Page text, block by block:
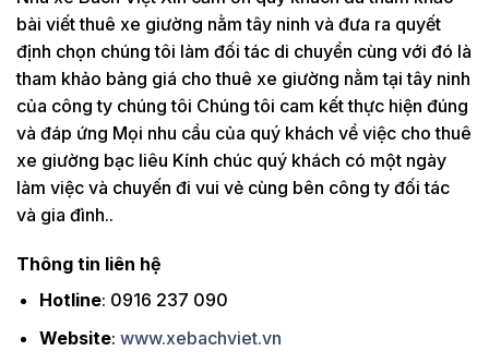
bài viết thuê xe giường nằm tây ninh và đưa ra quyết
định chọn chúng tôi làm đối tác di chuyển cùng với đó là
tham khảo bảng giá cho thuê xe giường nằm tại tây ninh
của công ty chúng tôi Chúng tôi cam kết thực hiện đúng
và đáp ứng Mọi nhu cầu của quý khách về việc cho thuê
xe giường bạc liêu Kính chúc quý khách có một ngày
làm việc và chuyến đi vui vẻ cùng bên công ty đối tác
và gia đình..
Thông tin liên hệ
Hotline: 0916 237 090
Website: www.xebachviet.vn